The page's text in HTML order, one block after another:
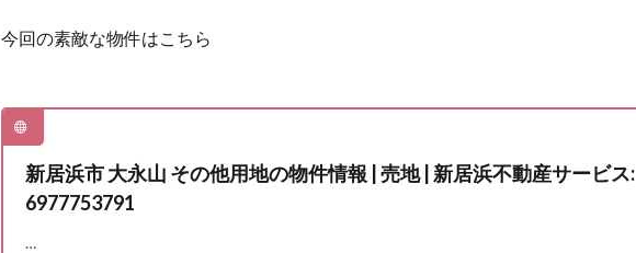
今回の素敵な物件はこちら
新居浜市 大永山 その他用地の物件情報 | 売地 | 新居浜不動産サービス:
6977753791
…